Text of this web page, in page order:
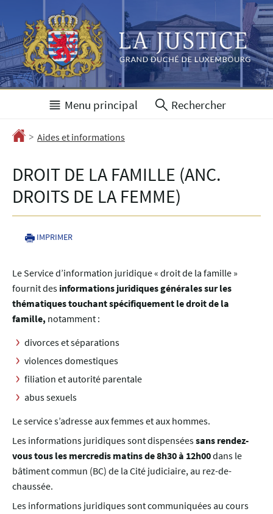
à
la
navigation
au
contenu
Menu principal Rechercher
Accueil
> Aides et informations
DROIT DE LA FAMILLE (ANC.
DROITS DE LA FEMME)
IMPRIMER
Le Service d’information juridique « droit de la famille »
fournit des informations juridiques générales sur les
thématiques touchant spécifiquement le droit de la
famille, notamment :
divorces et séparations
violences domestiques
filiation et autorité parentale
abus sexuels
Le service s’adresse aux femmes et aux hommes.
Les informations juridiques sont dispenséessans rendez-
vous tous les mercredis matins de 8h30 à 12h00dans le
bâtiment commun (BC) de la Cité judiciaire, au rez-de-
chaussée.
Les informations juridiques sont communiquées au cours